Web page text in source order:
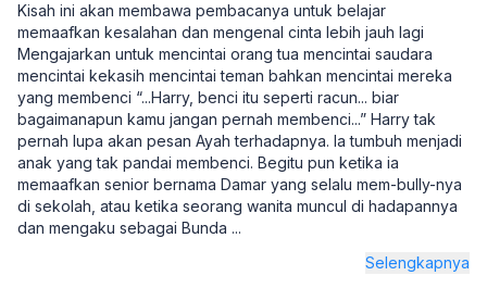
Kisah ini akan membawa pembacanya untuk belajar
memaafkan kesalahan dan mengenal cinta lebih jauh lagi
Mengajarkan untuk mencintai orang tua mencintai saudara
mencintai kekasih mencintai teman bahkan mencintai mereka
yang membenci “...Harry, benci itu seperti racun... biar
bagaimanapun kamu jangan pernah membenci...” Harry tak
pernah lupa akan pesan Ayah terhadapnya. Ia tumbuh menjadi
anak yang tak pandai membenci. Begitu pun ketika ia
memaafkan senior bernama Damar yang selalu mem-bully-nya
di sekolah, atau ketika seorang wanita muncul di hadapannya
dan mengaku sebagai Bunda ...
Selengkapnya